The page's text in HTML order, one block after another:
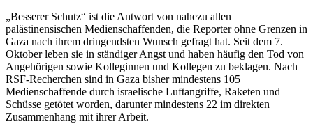
„Besserer Schutz“ ist die Antwort von nahezu allen
palästinensischen Medienschaffenden, die Reporter ohne Grenzen in
Gaza nach ihrem dringendsten Wunsch gefragt hat. Seit dem 7.
Oktober leben sie in ständiger Angst und haben häufig den Tod von
Angehörigen sowie Kolleginnen und Kollegen zu beklagen. Nach
RSF-Recherchen sind in Gaza bisher mindestens 105
Medienschaffende durch israelische Luftangriffe, Raketen und
Schüsse getötet worden, darunter mindestens 22 im direkten
Zusammenhang mit ihrer Arbeit.